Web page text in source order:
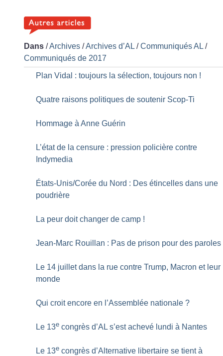
Dans /Archives /Archives d’AL /Communiqués AL /
Communiqués de 2017
Plan Vidal : toujours la sélection, toujours non !
Quatre raisons politiques de soutenir Scop-Ti
Hommage à Anne Guérin
L’état de la censure : pression policière contre
Indymedia
États-Unis/Corée du Nord : Des étincelles dans une
poudrière
La peur doit changer de camp !
Jean-Marc Rouillan : Pas de prison pour des paroles
Le 14 juillet dans la rue contre Trump, Macron et leur
monde
Qui croit encore en l’Assemblée nationale ?
Le 13e congrès d’AL s’est achevé lundi à Nantes
Le 13e congrès d’Alternative libertaire se tient à